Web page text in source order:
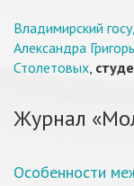
Владимирский
Александра
Столетовых,
Журнал
Особенности